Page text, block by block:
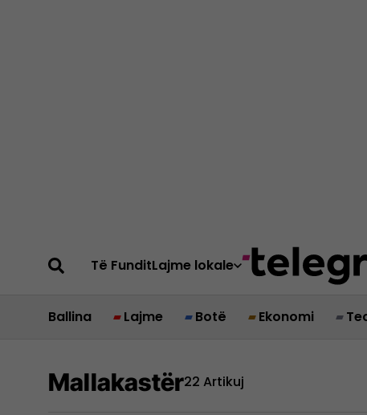
Të FunditLajme lokale
Ballina Lajme Botë Ekonomi
Mallakastër22 Artikuj